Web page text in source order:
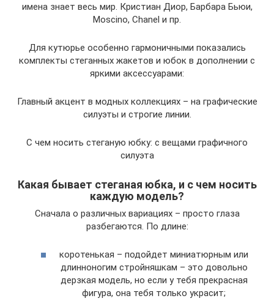
имена знает весь мир. Кристиан Диор, Барбара Бьюи,
Moscino, Chanel и пр.
Для кутюрье особенно гармоничными показались
комплекты стеганных жакетов и юбок в дополнении с
яркими аксессуарами:
Главный акцент в модных коллекциях – на графические
силуэты и строгие линии.
С чем носить стеганую юбку: с вещами графичного
силуэта
Какая бывает стеганая юбка, и с чем носить
каждую модель?
Сначала о различных вариациях – просто глаза
разбегаются. По длине:
коротенькая – подойдет миниатюрным или
длинноногим стройняшкам – это довольно
дерзкая модель, но если у тебя прекрасная
фигура, она тебя только украсит;